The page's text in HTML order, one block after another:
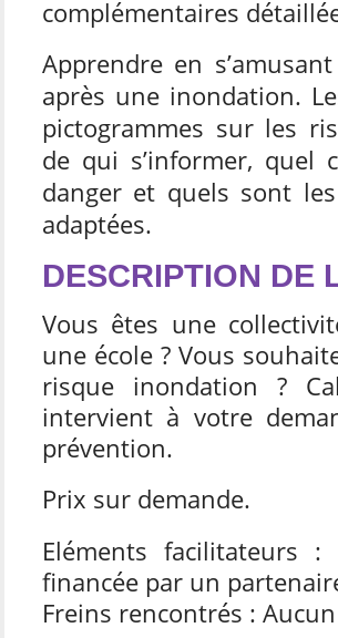
complémentaires
Apprendre en
après une inondation.
pictogrammes sur les
de qui s’informer, quel
danger et quels sont
adaptées.
DESCRIPTION DE
Vous êtes une
une école ? Vous
risque inondation ?
intervient à votre
prévention.
Prix sur demande.
Eléments facilitateurs
financée par un
Freins rencontrés : Aucun